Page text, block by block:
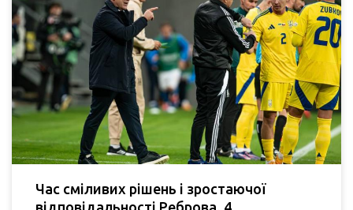
Час сміливих рішень і зростаючої
відповідальності Реброва. 4